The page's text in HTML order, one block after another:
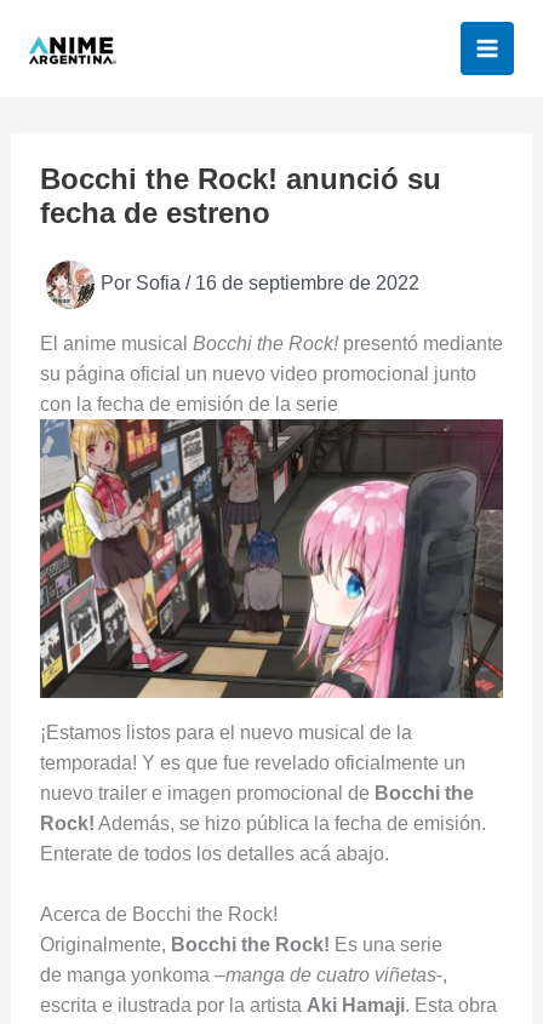
Bocchi the Rock! anunció su
fecha de estreno
Por Sofia / 16 de septiembre de 2022
El anime musical Bocchi the Rock!presentó mediante
su página oficial un nuevo video promocional junto
con la fecha de emisión de la serie
¡Estamos listos para el nuevo musical de la
temporada! Y es que fue revelado oficialmente un
nuevo trailer e imagen promocional de Bocchi the
Rock! Además, se hizo pública la fecha de emisión.
Enterate de todos los detalles acá abajo.
Acerca de Bocchi the Rock!
Originalmente, Bocchi the Rock! Es una serie
de manga yonkoma –manga de cuatro viñetas-,
escrita e ilustrada por la artista Aki Hamaji. Esta obra